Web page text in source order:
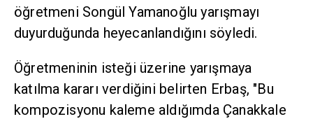
öğretmeni Songül Yamanoğlu yarışmayı
duyurduğunda heyecanlandığını söyledi.
Öğretmeninin isteği üzerine yarışmaya
katılma kararı verdiğini belirten Erbaş, "Bu
kompozisyonu kaleme aldığımda Çanakkale